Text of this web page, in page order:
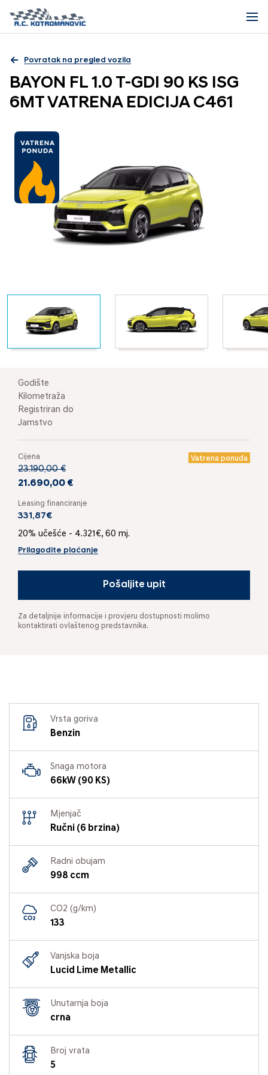
Povratak na pregled vozila
BAYON FL 1.0 T-GDI 90 KS ISG
6MT VATRENA EDICIJA C461
Godište
Kilometraža
Registriran do
Jamstvo
Cijena Vatrena ponuda
23.190,00 €
21.690,00 €
Leasing financiranje
331,87€
20% učešće - 4.321€, 60 mj.
Prilagodite plaćanje
Pošaljite upit
Za detaljnije informacije i provjeru dostupnosti molimo
kontaktirati ovlaštenog predstavnika.
Vrsta goriva
Benzin
Snaga motora
66kW (90 KS)
Mjenjač
Ručni (6 brzina)
Radni obujam
998 ccm
CO2 (g/km)
133
Vanjska boja
Lucid Lime Metallic
Unutarnja boja
crna
Broj vrata
5